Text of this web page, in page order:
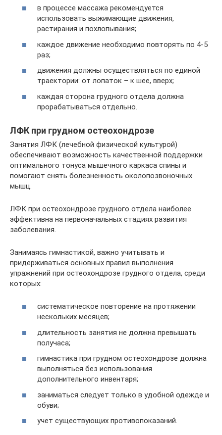
в процессе массажа рекомендуется
использовать выжимающие движения,
растирания и похлопывания;
каждое движение необходимо повторять по 4-5
раз;
движения должны осуществляться по единой
траектории: от лопаток – к шее, вверх;
каждая сторона грудного отдела должна
прорабатываться отдельно.
ЛФК при грудном остеохондрозе
Занятия ЛФК (лечебной физической культурой)
обеспечивают возможность качественной поддержки
оптимального тонуса мышечного каркаса спины и
помогают снять болезненность околопозвоночных
мышц.
ЛФК при остеохондрозе грудного отдела наиболее
эффективна на первоначальных стадиях развития
заболевания.
Занимаясь гимнастикой, важно учитывать и
придерживаться основных правил выполнения
упражнений при остеохондрозе грудного отдела, среди
которых:
систематическое повторение на протяжении
нескольких месяцев;
длительность занятия не должна превышать
получаса;
гимнастика при грудном остеохондрозе должна
выполняться без использования
дополнительного инвентаря;
заниматься следует только в удобной одежде и
обуви;
учет существующих противопоказаний.